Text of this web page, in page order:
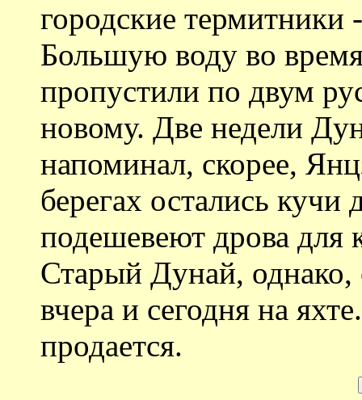
городские
Большую воду во
пропустили по двум
новому. Две недели
напоминал, скорее,
берегах остались кучи
подешевеют дрова для
Старый Дунай,
вчера и сегодня на
продается.